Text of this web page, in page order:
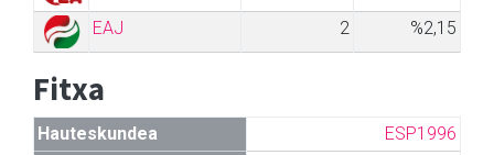
EAJ
2 %2,15
Fitxa
Hauteskundea
ESP1996